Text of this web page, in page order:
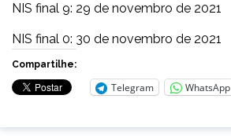
NIS final 9: 29 de novembro de 2021
NIS final 0: 30 de novembro de 2021
Compartilhe:
Telegram WhatsApp